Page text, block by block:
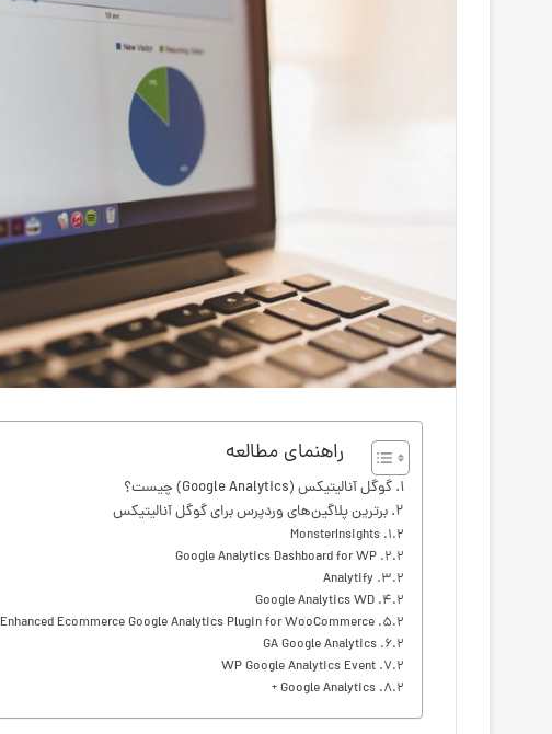
راهنمای مطالعه
گوگل آنالیتیکس (Google Analytics) چیست؟
برترین پلاگین‌های وردپرس برای گوگل آنالیتیکس
MonsterInsights
Google Analytics Dashboard for WP
Analytify
Google Analytics WD
Enhanced Ecommerce Google Analytics Plugin for WooCommerce
GA Google Analytics
WP Google Analytics Event
Google Analytics +